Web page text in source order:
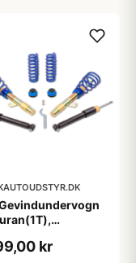
fjedreben
kr